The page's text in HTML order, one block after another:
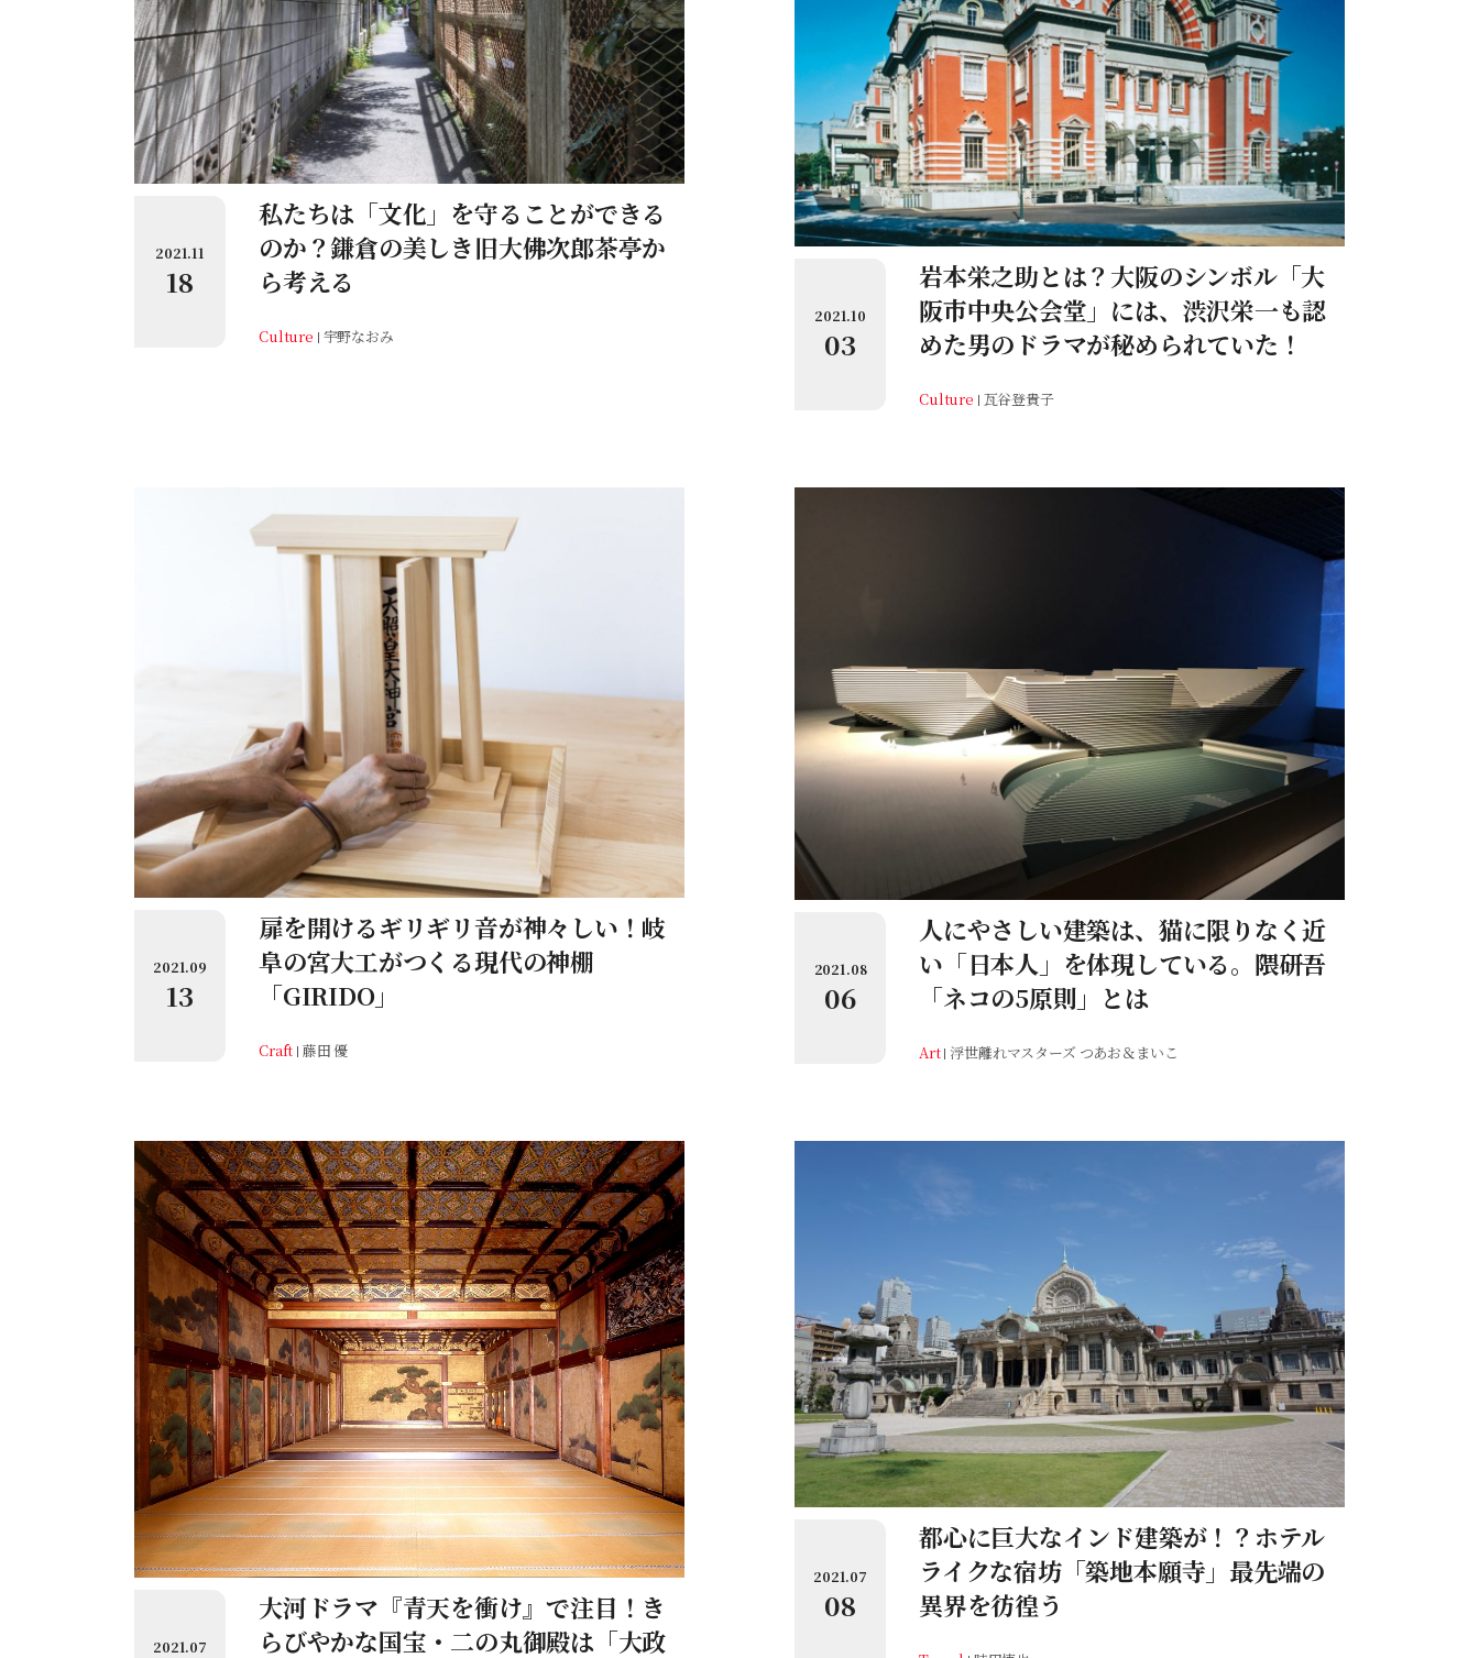
2021.11
18
私たちは「文化」を守ることができる
のか？鎌倉の美しき旧大佛次郎茶亭か
ら考える
Culture 宇野なおみ
2021.10
03
岩本栄之助とは？大阪のシンボル「大
阪市中央公会堂」には、渋沢栄一も認
めた男のドラマが秘められていた！
Culture 瓦谷登貴子
2021.09
13
扉を開けるギリギリ音が神々しい！岐
阜の宮大工がつくる現代の神棚
「GIRIDO」
Craft 藤田 優
2021.08
06
人にやさしい建築は、猫に限りなく近
い「日本人」を体現している。隈研吾
「ネコの5原則」とは
Art 浮世離れマスターズ つあお＆まいこ
2021.07
大河ドラマ『青天を衝け』で注目！き
らびやかな国宝・二の丸御殿は「大政
2021.07
08
都心に巨大なインド建築が！？ホテル
ライクな宿坊「築地本願寺」最先端の
異界を彷徨う